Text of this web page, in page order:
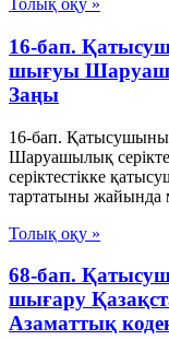
Толық оқу »
16-бап.
шығуы
Заңы
16-бап.
Шаруашылық
серiктестiкке
тартатыны жайында
Толық оқу »
68-бап.
шығару
Азаматтық